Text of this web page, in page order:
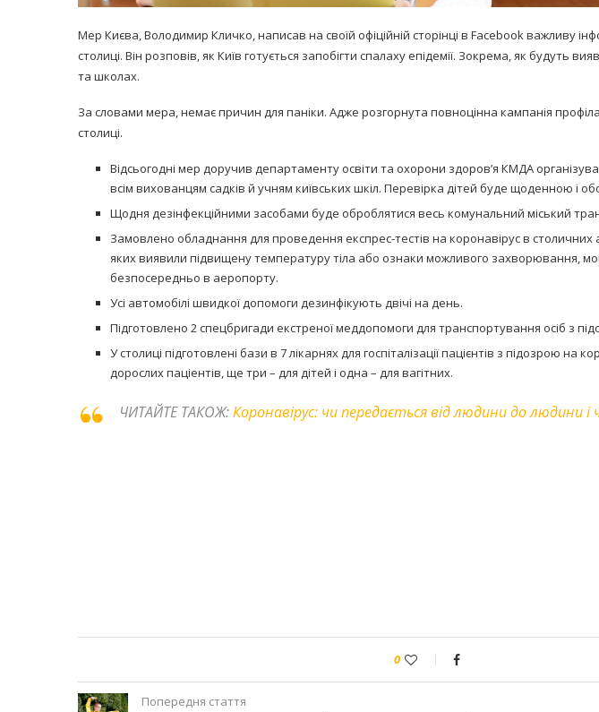
Мер Києва, Володимир Кличко, написав на своїй офіційній сторінці в Facebook важливу
столиці. Він розповів, як Київ готується запобігти спалаху епідемії. Зокрема, як будуть
та школах.
За словами мера, немає причин для паніки. Адже розгорнута повноцінна кампанія
столиці.
Відсьогодні мер доручив департаменту освіти та охорони здоров’я КМДА
всім вихованцям садків й учням київських шкіл. Перевірка дітей буде щоденною і
Щодня дезінфекційними засобами буде оброблятися весь комунальний міський
Замовлено обладнання для проведення експрес-тестів на коронавірус в
яких виявили підвищену температуру тіла або ознаки можливого захворювання,
безпосередньо в аеропорту.
Усі автомобілі швидкої допомоги дезинфікують двічі на день.
Підготовлено 2 спецбригади екстреної меддопомоги для транспортування осіб з
У столиці підготовлені бази в 7 лікарнях для госпіталізації пацієнтів з підозрою на
дорослих паціентів, ще три – для дітей і одна – для вагітних.
ЧИТАЙТЕ ТАКОЖ:Коронавірус: чи передається від людини до людини
0
Попередня стаття